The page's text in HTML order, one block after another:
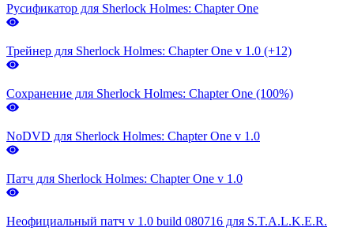
Русификатор для Sherlock Holmes: Chapter One
Трейнер для Sherlock Holmes: Chapter One v 1.0 (+12)
Сохранение для Sherlock Holmes: Chapter One (100%)
NoDVD для Sherlock Holmes: Chapter One v 1.0
Патч для Sherlock Holmes: Chapter One v 1.0
Неофициальный патч v 1.0 build 080716 для S.T.A.L.K.E.R.